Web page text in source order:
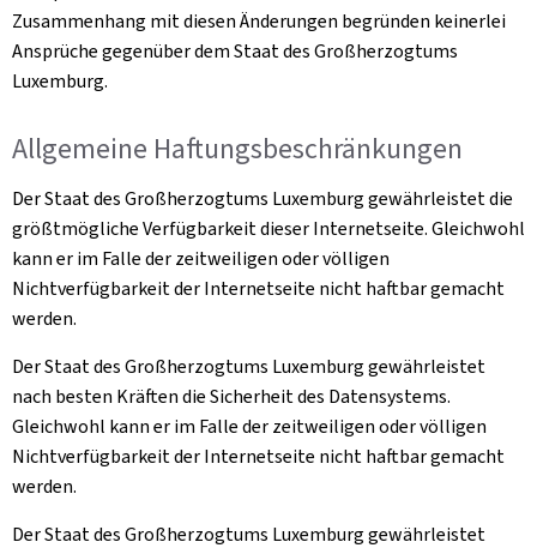
Zusammenhang mit diesen Änderungen begründen keinerlei
Ansprüche gegenüber dem Staat des Großherzogtums
Luxemburg.
Allgemeine Haftungsbeschränkungen
Der Staat des Großherzogtums Luxemburg gewährleistet die
größtmögliche Verfügbarkeit dieser Internetseite. Gleichwohl
kann er im Falle der zeitweiligen oder völligen
Nichtverfügbarkeit der Internetseite nicht haftbar gemacht
werden.
Der Staat des Großherzogtums Luxemburg gewährleistet
nach besten Kräften die Sicherheit des Datensystems.
Gleichwohl kann er im Falle der zeitweiligen oder völligen
Nichtverfügbarkeit der Internetseite nicht haftbar gemacht
werden.
Der Staat des Großherzogtums Luxemburg gewährleistet